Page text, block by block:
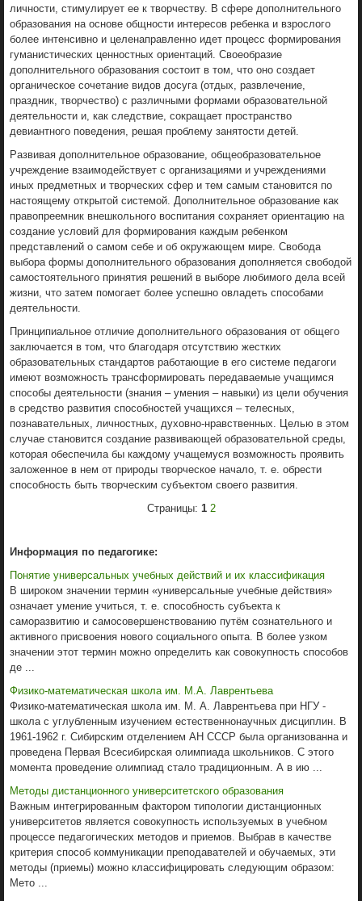
личности, стимулирует ее к творчеству. В сфере дополнительного
образования на основе общности интересов ребенка и взрослого
более интенсивно и целенаправленно идет процесс формирования
гуманистических ценностных ориентаций. Своеобразие
дополнительного образования состоит в том, что оно создает
органическое сочетание видов досуга (отдых, развлечение,
праздник, творчество) с различными формами образовательной
деятельности и, как следствие, сокращает пространство
девиантного поведения, решая проблему занятости детей.
Развивая дополнительное образование, общеобразовательное
учреждение взаимодействует с организациями и учреждениями
иных предметных и творческих сфер и тем самым становится по
настоящему открытой системой. Дополнительное образование как
правопреемник внешкольного воспитания сохраняет ориентацию на
создание условий для формирования каждым ребенком
представлений о самом себе и об окружающем мире. Свобода
выбора формы дополнительного образования дополняется свободой
самостоятельного принятия решений в выборе любимого дела всей
жизни, что затем помогает более успешно овладеть способами
деятельности.
Принципиальное отличие дополнительного образования от общего
заключается в том, что благодаря отсутствию жестких
образовательных стандартов работающие в его системе педагоги
имеют возможность трансформировать передаваемые учащимся
способы деятельности (знания – умения – навыки) из цели обучения
в средство развития способностей учащихся – телесных,
познавательных, личностных, духовно-нравственных. Целью в этом
случае становится создание развивающей образовательной среды,
которая обеспечила бы каждому учащемуся возможность проявить
заложенное в нем от природы творческое начало, т. е. обрести
способность быть творческим субъектом своего развития.
Страницы: 1 2
Информация по педагогике:
Понятие универсальных учебных действий и их классификация
В широком значении термин «универсальные учебные действия»
означает умение учиться, т. е. способность субъекта к
саморазвитию и самосовершенствованию путём сознательного и
активного присвоения нового социального опыта. В более узком
значении этот термин можно определить как совокупность способов
де ...
Физико-математическая школа им. М.А. Лаврентьева
Физико-математическая школа им. М. А. Лаврентьева при НГУ -
школа с углубленным изучением естественнонаучных дисциплин. В
1961-1962 г. Сибирским отделением АН СССР была организованна и
проведена Первая Всесибирская олимпиада школьников. С этого
момента проведение олимпиад стало традиционным. А в ию ...
Методы дистанционного университетского образования
Важным интегрированным фактором типологии дистанционных
университетов является совокупность используемых в учебном
процессе педагогических методов и приемов. Выбрав в качестве
критерия способ коммуникации преподавателей и обучаемых, эти
методы (приемы) можно классифицировать следующим образом:
Мето ...